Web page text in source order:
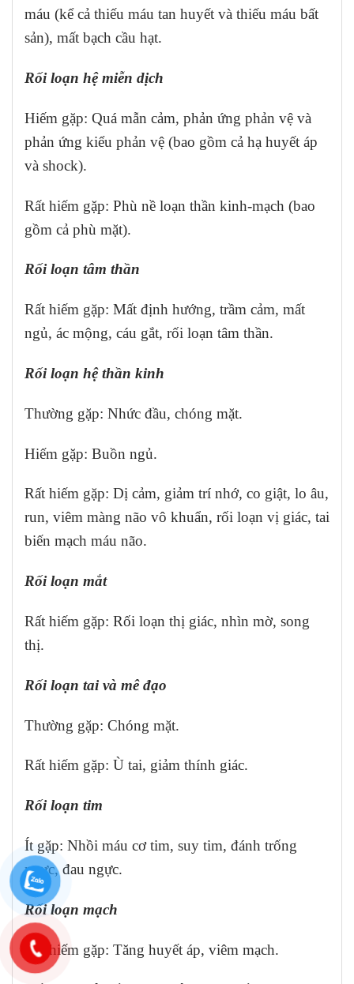
máu (kể cả thiếu máu tan huyết và thiếu máu bất
sản), mất bạch cầu hạt.
Rối loạn hệ miễn dịch
Hiếm gặp: Quá mẫn cảm, phản ứng phản vệ và
phản ứng kiểu phản vệ (bao gồm cả hạ huyết áp
và shock).
Rất hiếm gặp: Phù nề loạn thần kinh-mạch (bao
gồm cả phù mặt).
Rối loạn tâm thần
Rất hiếm gặp: Mất định hướng, trầm cảm, mất
ngủ, ác mộng, cáu gắt, rối loạn tâm thần.
Rối loạn hệ thần kinh
Thường gặp: Nhức đầu, chóng mặt.
Hiếm gặp: Buồn ngủ.
Rất hiếm gặp: Dị cảm, giảm trí nhớ, co giật, lo âu,
run, viêm màng não vô khuẩn, rối loạn vị giác, tai
biến mạch máu não.
Rối loạn mắt
Rất hiếm gặp: Rối loạn thị giác, nhìn mờ, song
thị.
Rối loạn tai và mê đạo
Thường gặp: Chóng mặt.
Rất hiếm gặp: Ù tai, giảm thính giác.
Rối loạn tim
Ít gặp: Nhồi máu cơ tim, suy tim, đánh trống
ngực, đau ngực.
Rối loạn mạch
Rất hiếm gặp: Tăng huyết áp, viêm mạch.